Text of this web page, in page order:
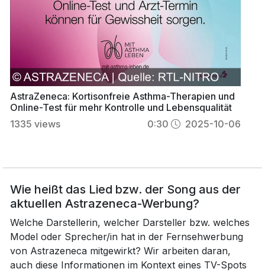
AstraZeneca: Kortisonfreie Asthma-Therapien und
Online-Test für mehr Kontrolle und Lebensqualität
1335 views 0:30 2025-10-06
Wie heißt das Lied bzw. der Song aus der
aktuellen Astrazeneca-Werbung?
Welche Darstellerin, welcher Darsteller bzw. welches
Model oder Sprecher/in hat in der Fernsehwerbung
von Astrazeneca mitgewirkt? Wir arbeiten daran,
auch diese Informationen im Kontext eines TV-Spots